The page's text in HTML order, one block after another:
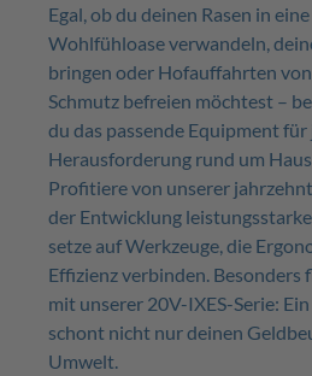
Egal, ob du deinen Rasen in
Wohlfühloase verwandeln,
bringen oder Hofauffahrten
Schmutz befreien möchtest –
du das passende Equipment für
Herausforderung rund um
Profitiere von unserer
der Entwicklung
setze auf Werkzeuge, die
Effizienz verbinden. Besonders
mit unserer 20V-IXES-Serie:
schont nicht nur deinen
Umwelt.